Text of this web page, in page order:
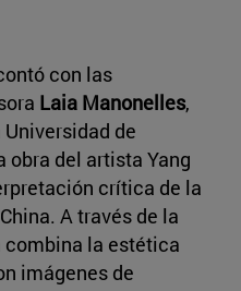
con las
Laia Manonelles,
de
obra del artista Yang
crítica de la
A través de la
la estética
imágenes de